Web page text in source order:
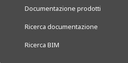
Documentazione prodotti
Ricerca documentazione
Ricerca BIM